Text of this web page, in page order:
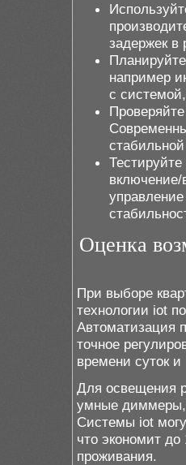
задержек в
например
с
включение/
Оценка
При выборе
технологии iot
Автоматизация
точное
времени суток
Для освещения
умные диммеры,
Системы iot
что экономит
проживания.